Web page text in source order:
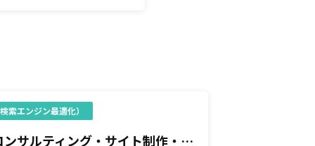
索エンジン最適化）
Webコンサルティング・サイト制作・システム開発・運用支援